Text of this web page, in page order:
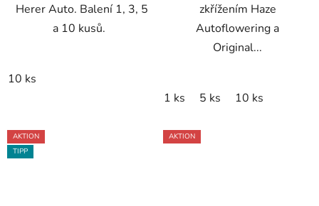
Herer Auto. Balení 1, 3, 5
a 10 kusů.
10 ks
zkřížením Haze
Autoflowering a
Original...
1 ks 5 ks 10 ks
AKTION
TIPP
AKTION